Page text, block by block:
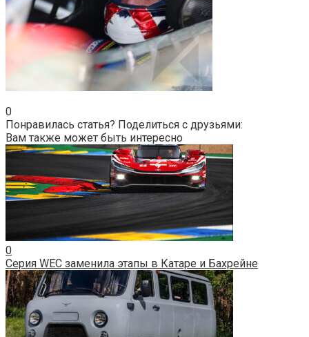
0
Понравилась статья? Поделиться с друзьями:
Вам также может быть интересно
0
Серия WEC заменила этапы в Катаре и Бахрейне